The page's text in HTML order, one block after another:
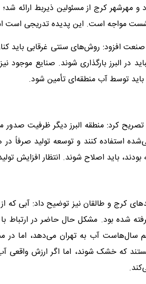
و مهرشهر کرج از مسئولین ذیربط ارائه
مواجه است. این پدیده تدریجی است
افزود: روش‌های سنتی غرقابی باید
در البرز بارگذاری شوند. صنایع موجود
توسط آب منطقه‌ای تأمین شود.
تصریح کرد: منطقه البرز دیگر ظرفیت
استفاده کنند و توسعه تولید صرفاً
بودند، باید اصلاح شوند. انتظار
کرج و طالقان نیز توضیح داد: آبی که
در نظر گرفته شده بود. مشکل حال حاضر در
آب به تهران می‌دهد، اما در
که خشک شوند، اما اگر ارزش واقعی